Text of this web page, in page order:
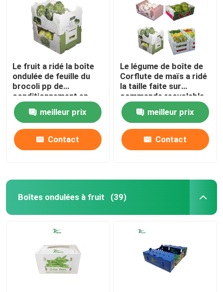
Le fruit a ridé la boîte
ondulée de feuille du
brocoli pp de
conditionnement en
plastique
meilleur prix
Contact
Le légume de boîte de
Corflute de maïs a ridé
la taille faite sur
commande recyclable
de boîtes
meilleur prix
Contact
Boîtes ondulées à fruit (39)